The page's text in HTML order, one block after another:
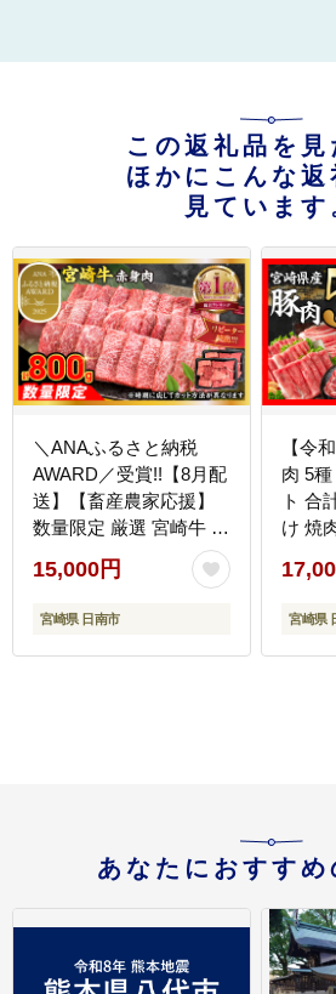
この返礼品を見
ほかにこんな返
見ています
＼ANAふるさと納税
AWARD／受賞!!【8月配
送】【畜産農家応援】
数量限定 厳選 宮崎牛 赤
身 焼肉 計800g 牛肉 国
産 焼き肉 BBQ 鉄板焼
き バーベキュー 人気 黒
A5 等級 ギフト 贈答 小
15,000円
宮崎県 日南市
【令
肉 5
ト 合
け 焼
バラ
れ ス
産 食
ック
宮崎県
あなたにおすすめ